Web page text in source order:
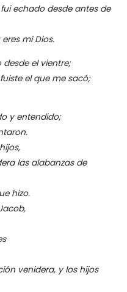
echado desde antes de
mi Dios.
desde el vientre;
el que me sacó;
y entendido;
las alabanzas de
hizo.
venidera, y los hijos